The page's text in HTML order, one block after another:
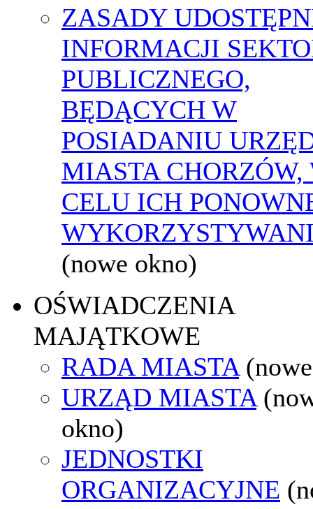
ZASADY
INFORMACJI
PUBLICZNEGO,
BĘDĄCYCH W
POSIADANIU
MIASTA CHORZÓW,
CELU ICH
(nowe okno)
OŚWIADCZENIA
MAJĄTKOWE
RADA MIASTA
URZĄD MIASTA
okno)
JEDNOSTKI
ORGANIZACYJNE